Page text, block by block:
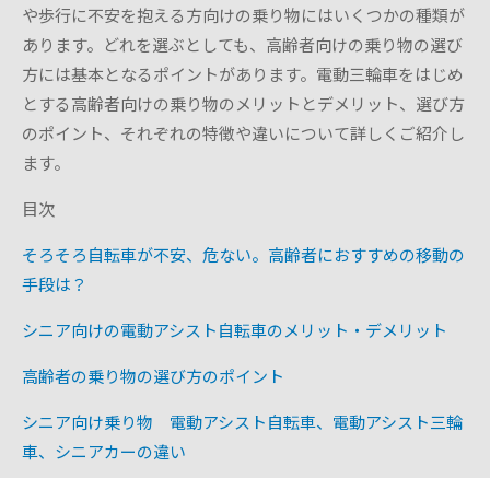
や歩行に不安を抱える方向けの乗り物にはいくつかの種類が
あります。どれを選ぶとしても、高齢者向けの乗り物の選び
方には基本となるポイントがあります。電動三輪車をはじめ
とする高齢者向けの乗り物のメリットとデメリット、選び方
のポイント、それぞれの特徴や違いについて詳しくご紹介し
ます。
目次
そろそろ自転車が不安、危ない。高齢者におすすめの移動の
手段は？
シニア向けの電動アシスト自転車のメリット・デメリット
高齢者の乗り物の選び方のポイント
シニア向け乗り物 電動アシスト自転車、電動アシスト三輪
車、シニアカーの違い